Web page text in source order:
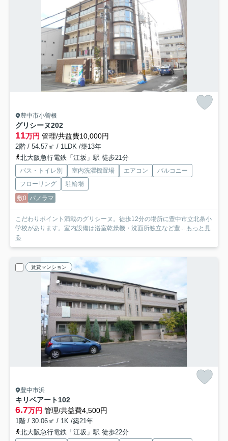
豊中市小曽根
グリシーヌ202
11万円 管理/共益費10,000円
2階 / 54.57㎡ / 1LDK /築13年
北大阪急行電鉄「江坂」駅 徒歩21分
バス・トイレ別 室内洗濯機置場 エアコン
バルコニー
フローリング
駐輪場
敷0 パノラマ
こだわりポイント満載のグリシーヌ。徒歩12分の場所に豊中市立北条小
学校があります。室内設備は浴室乾燥機・洗面所独立など豊...
もっと見
る
賃貸マンション
豊中市浜
キリベアート102
6.7万円 管理/共益費4,500円
1階 / 30.06㎡ / 1K /築21年
北大阪急行電鉄「江坂」駅 徒歩22分